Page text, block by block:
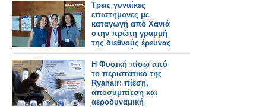
Τρεις γυναίκες
επιστήμονες με
καταγωγή από Χανιά
στην πρώτη γραμμή
της διεθνούς έρευνας
στη φυσική
Η Φυσική πίσω από
το περιστατικό της
Ryanair: πίεση,
αποσυμπίεση και
αεροδυναμική